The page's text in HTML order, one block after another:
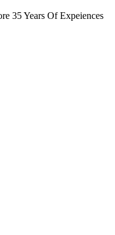
35 Years Of Expeiences